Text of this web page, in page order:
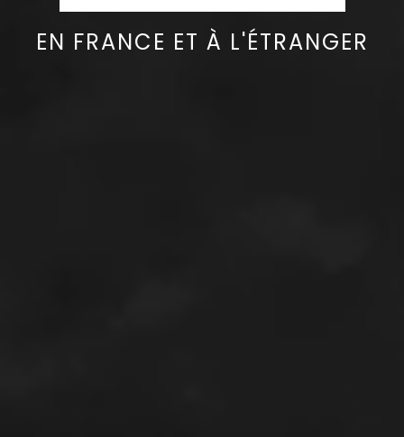
EN FRANCE ET À L'ÉTRANGER